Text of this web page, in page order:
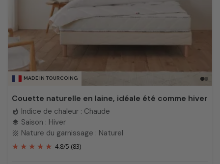
MADE IN TOURCOING
Couette naturelle en laine, idéale été comme hiver
whatshot Indice de chaleur : Chaude
layers Saison : Hiver
texture Nature du garnissage : Naturel
4.8/5 (83)